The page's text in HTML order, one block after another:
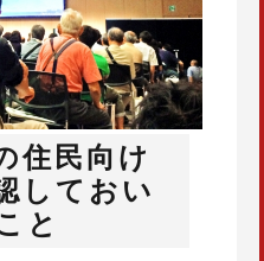
住民向け
しておい
と